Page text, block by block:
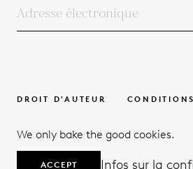
DROIT D'AUTEUR
We only bake the good cookies.
ACCEPT Infos sur la